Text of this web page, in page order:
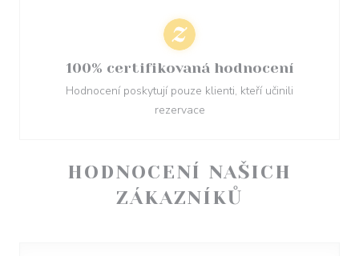
HODNOCENÍ NAŠICH
ZÁKAZNÍKŮ
100% certifikovaná hodnocení
Hodnocení poskytují pouze klienti, kteří učinili
rezervace